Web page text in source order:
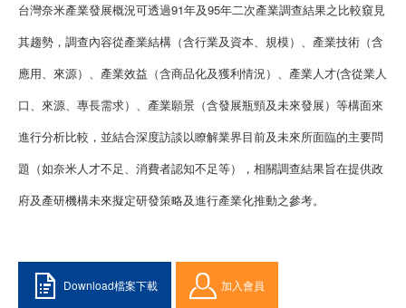
台灣奈米產業發展概況可透過91年及95年二次產業調查結果之比較窺見
其趨勢，調查內容從產業結構（含行業及資本、規模）、產業技術（含
應用、來源）、產業效益（含商品化及獲利情況）、產業人才(含從業人
口、來源、專長需求）、產業願景（含發展瓶頸及未來發展）等構面來
進行分析比較，並結合深度訪談以瞭解業界目前及未來所面臨的主要問
題（如奈米人才不足、消費者認知不足等），相關調查結果旨在提供政
府及產研機構未來擬定研發策略及進行產業化推動之參考。
Download檔案下載 加入會員